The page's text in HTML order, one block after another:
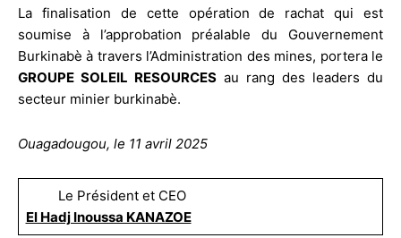
La finalisation de cette opération de rachat qui est
soumise à l’approbation préalable du Gouvernement
Burkinabè à travers l’Administration des mines, portera le
GROUPE SOLEIL RESOURCES au rang des leaders du
secteur minier burkinabè.
Ouagadougou, le 11 avril 2025
Le Président et CEO
El Hadj Inoussa KANAZOE